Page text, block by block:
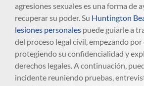
agresiones sexuales es una forma de
recuperar su poder. Su Huntington
lesiones personales puede guiarle a
del proceso legal civil, empezando por
protegiendo su confidencialidad y
derechos legales. A continuación,
incidente reuniendo pruebas,